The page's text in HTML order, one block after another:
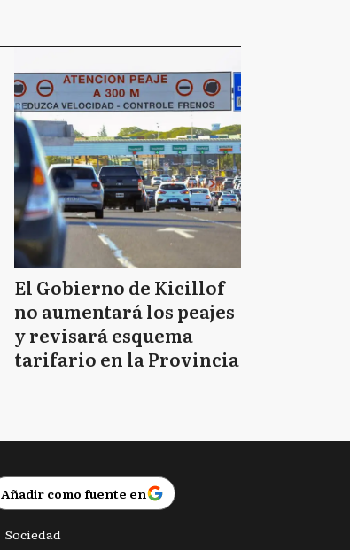
El Gobierno de Kicillof
no aumentará los peajes
y revisará esquema
tarifario en la Provincia
Añadir como fuente en
Sociedad